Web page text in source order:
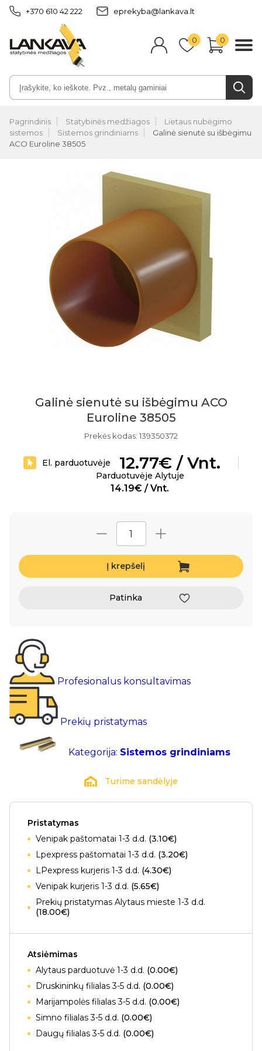
+370 610 42 222 eprekyba@lankava.lt
0 0
Pagrindinis Statybinės medžiagos
Lietaus nubėgimo
sistemos
Sistemos grindiniams
Galinė sienutė su išbėgimu
ACO Euroline 38505
Galinė sienutė su išbėgimu ACO
Euroline 38505
Prekės kodas: 139350372
El. parduotuvėje 12.77€ / Vnt.
Parduotuvėje Alytuje
14.19€ / Vnt.
Į krepšelį
Patinka
Profesionalus konsultavimas
Prekių pristatymas
Kategorija: Sistemos grindiniams
Turime sandėlyje
Pristatymas
Venipak paštomatai 1-3 d.d. (3.10€)
Lpexpress paštomatai 1-3 d.d. (3.20€)
LPexpress kurjeris 1-3 d.d. (4.30€)
Venipak kurjeris 1-3 d.d. (5.65€)
Prekių pristatymas Alytaus mieste 1-3 d.d.
(18.00€)
Atsiėmimas
Alytaus parduotuvė 1-3 d.d. (0.00€)
Druskininkų filialas 3-5 d.d. (0.00€)
Marijampolės filialas 3-5 d.d. (0.00€)
Simno filialas 3-5 d.d. (0.00€)
Daugų filialas 3-5 d.d. (0.00€)